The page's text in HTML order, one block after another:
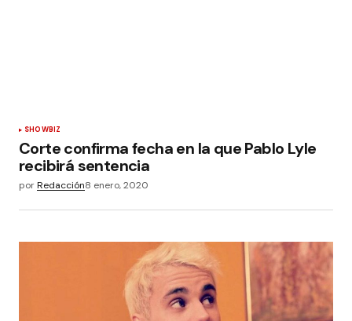
SHOWBIZ
Corte confirma fecha en la que Pablo Lyle
recibirá sentencia
porRedacción8 enero, 2020